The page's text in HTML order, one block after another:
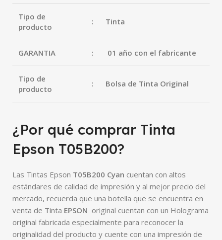
Tipo de
producto
: Tinta
GARANTIA : 01 año con el fabricante
Tipo de
producto
: Bolsa de Tinta Original
¿Por qué comprar Tinta
Epson T05B200?
Las Tintas Epson T05B200 Cyan cuentan con altos
estándares de calidad de impresión y al mejor precio del
mercado, recuerda que una botella que se encuentra en
venta de Tinta EPSON original cuentan con un Holograma
original fabricada especialmente para reconocer la
originalidad del producto y cuente con una impresión de